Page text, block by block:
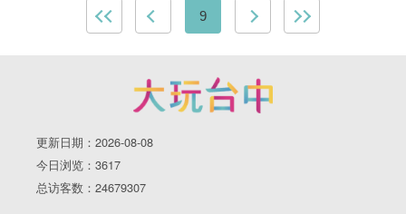
9
更新日期：2026-08-08
今日浏览：3617
总访客数：24679307